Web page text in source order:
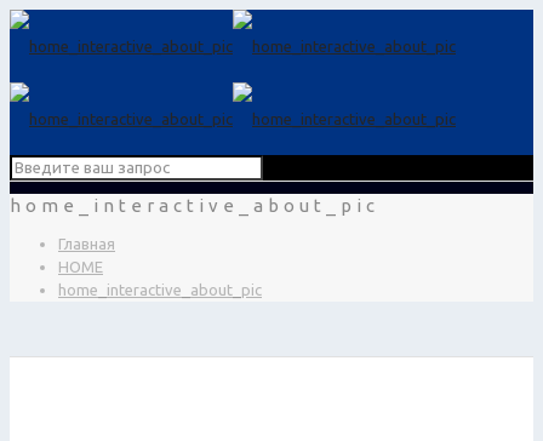
home_interactive_about_pic
Главная
HOME
home_interactive_about_pic